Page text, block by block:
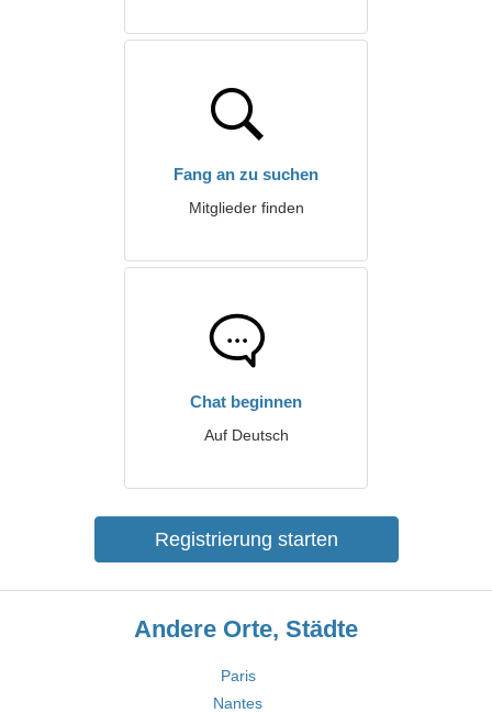
Fang an zu suchen
Mitglieder finden
Chat beginnen
Auf Deutsch
Registrierung starten
Andere Orte, Städte
Paris
Nantes